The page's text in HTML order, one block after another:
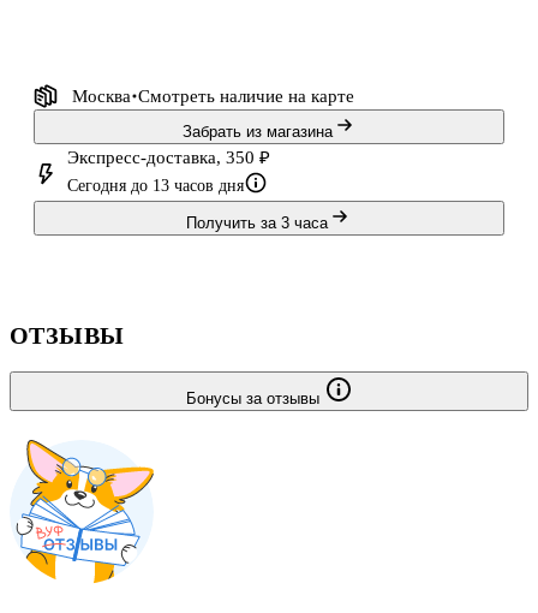
Москва Смотреть наличие на карте
Забрать из магазина
Экспресс-доставка, 350 ₽
Сегодня до 13 часов дня
Получить за 3 часа
ОТЗЫВЫ
Бонусы за отзывы